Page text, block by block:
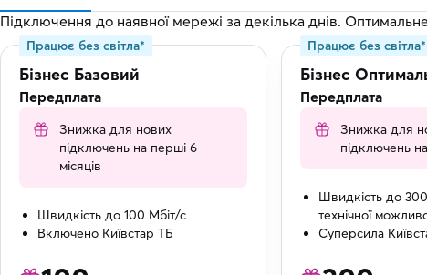
Підключення до наявної мережі за декілька днів.
Працює без світла*
Бізнес Базовий
Передплата
Знижка для нових
підключень на перші 6
місяців
Швидкість до 100 Мбіт/с
Включено Київстар ТБ
Працює без світла*
Бізнес
Передплата
Знижка для
підключень
Швидкість до
технічної
Суперсила